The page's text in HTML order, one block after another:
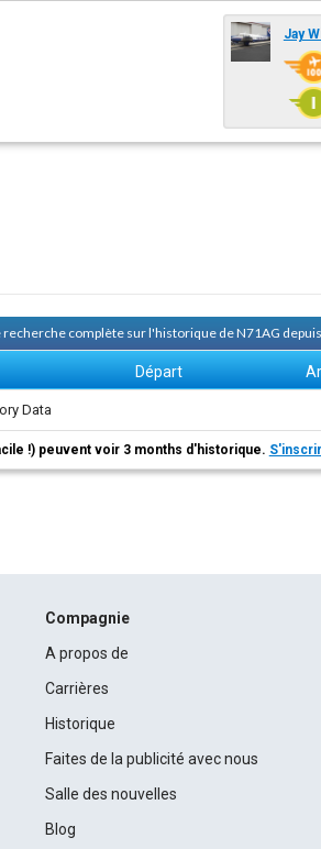
Jay
recherche complète sur l'historique de N71AG
Départ
Data
!) peuvent voir 3 months d'historique.
Compagnie
A propos de
Carrières
Historique
Faites de la publicité avec nous
Salle des nouvelles
Blog